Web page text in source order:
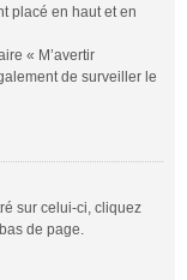
placé en haut et en
« M’avertir
de surveiller le
sur celui-ci, cliquez
de page.